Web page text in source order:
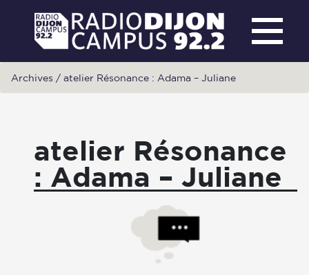
Archives / atelier Résonance : Adama – Juliane
atelier Résonance
: Adama – Juliane